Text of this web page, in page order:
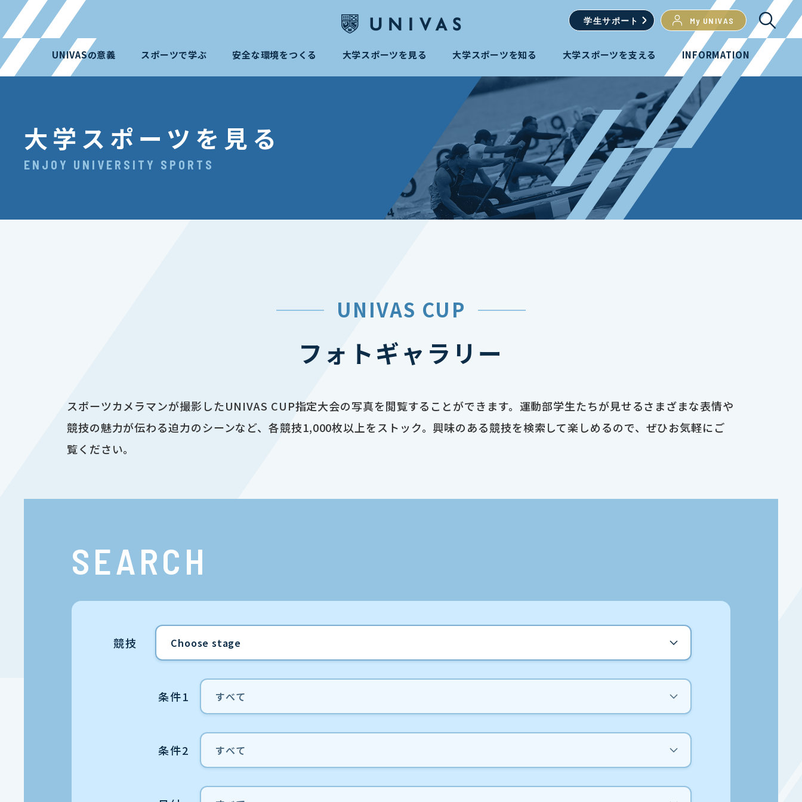
学生サポート My UNIVAS
UNIVASの意義 スポーツで学ぶ 安全な環境をつくる 大学スポーツを見る 大学スポーツを知る 大学スポーツを支える INFORMATION
大学スポーツを見る
ENJOY UNIVERSITY SPORTS
UNIVAS CUP
フォトギャラリー
スポーツカメラマンが撮影したUNIVAS CUP指定大会の写真を閲覧することができます。運動部学生たちが見せるさまざまな表情や
競技の魅力が伝わる迫力のシーンなど、各競技1,000枚以上をストック。興味のある競技を検索して楽しめるので、ぜひお気軽にご
覧ください。
SEARCH
競技
条件1
条件2